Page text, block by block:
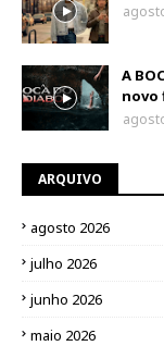
A
novo
ARQUIVO
agosto 2026
julho 2026
junho 2026
maio 2026